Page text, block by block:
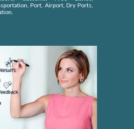
Port, Airport, Dry Ports,